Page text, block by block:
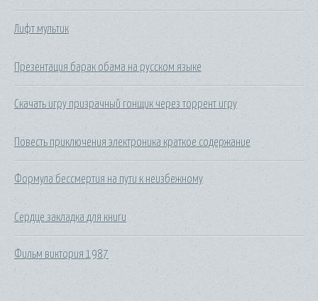
Лифт мультик
Презентация барак обама на русском языке
Скачать игру призрачный гонщик через торрент игру
Повесть приключения электроника краткое содержание
Формула бессмертия на пути к неизбежному
Сердце закладка для книги
Фильм виктория 1987